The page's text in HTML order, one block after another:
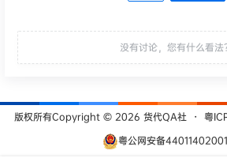
没有讨论，您有什么看法
版权所有Copyright © 2026 货代QA社 ・ 粤
粤公网安备